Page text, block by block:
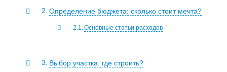
Определение бюджета: сколько стоит мечта?
Основные статьи расходов
Выбор участка: где строить?